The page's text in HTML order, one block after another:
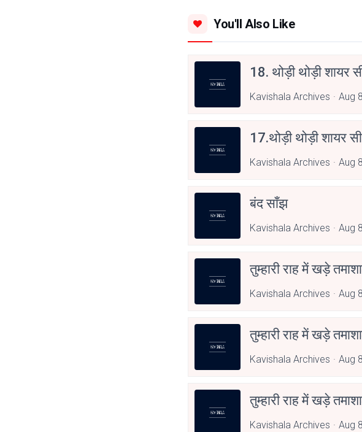
You'll Also Like
18. थोड़ी थोड़ी शायर
Kavishala Archives Aug
17.थोड़ी थोड़ी शायर सी
Kavishala Archives Aug
बंद साँझ
Kavishala Archives Aug
तुम्हारी राह में खड़े
Kavishala Archives Aug
तुम्हारी राह में खड़े
Kavishala Archives Aug
तुम्हारी राह में खड़े
Kavishala Archives Aug